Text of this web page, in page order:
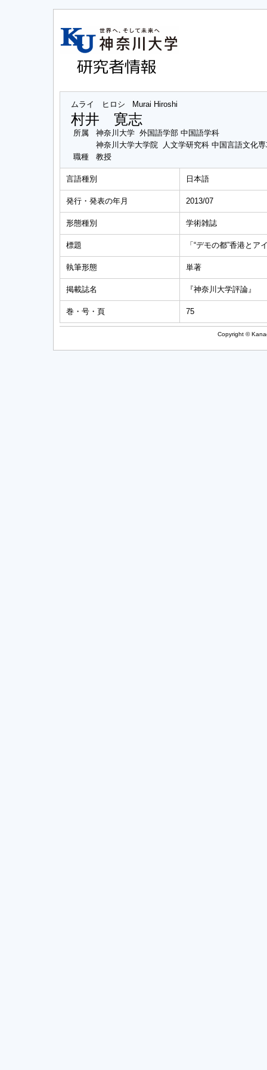
ムライ ヒロシ Murai Hiroshi
村井 寛志
所属
神奈川大学 外国語学部 中国語学科
神奈川大学大学院 人文学研究科 中国言語文化
職種
教授
言語種別 日本語
発行・発表の年月 2013/07
形態種別 学術雑誌
標題 「“デモの都”香港と
執筆形態 単著
掲載誌名 『神奈川大学評論』
巻・号・頁 75
Copyright ©